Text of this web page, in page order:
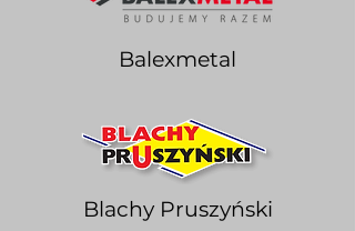
Balexmetal
Blachy Pruszyński